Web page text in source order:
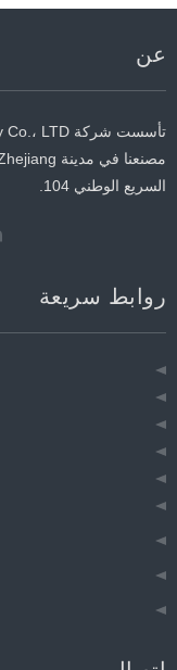
عن
السريع الوطني 104.
روابط سريعة